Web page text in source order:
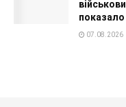
показало
07.08.2026